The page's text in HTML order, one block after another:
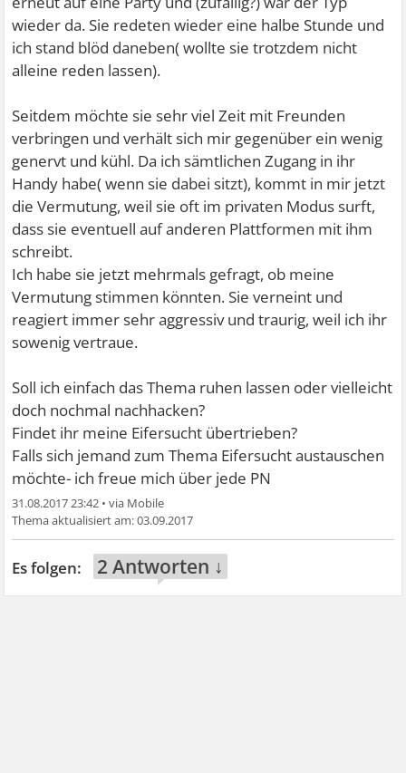
wieder da. Sie redeten wieder eine halbe Stunde und
ich stand blöd daneben( wollte sie trotzdem nicht
alleine reden lassen).
Seitdem möchte sie sehr viel Zeit mit Freunden
verbringen und verhält sich mir gegenüber ein wenig
genervt und kühl. Da ich sämtlichen Zugang in ihr
Handy habe( wenn sie dabei sitzt), kommt in mir jetzt
die Vermutung, weil sie oft im privaten Modus surft,
dass sie eventuell auf anderen Plattformen mit ihm
schreibt.
Ich habe sie jetzt mehrmals gefragt, ob meine
Vermutung stimmen könnten. Sie verneint und
reagiert immer sehr aggressiv und traurig, weil ich ihr
sowenig vertraue.
Soll ich einfach das Thema ruhen lassen oder vielleicht
doch nochmal nachhacken?
Findet ihr meine Eifersucht übertrieben?
Falls sich jemand zum Thema Eifersucht austauschen
möchte- ich freue mich über jede PN
31.08.2017 23:42 •
03.09.2017
2 Antworten ↓